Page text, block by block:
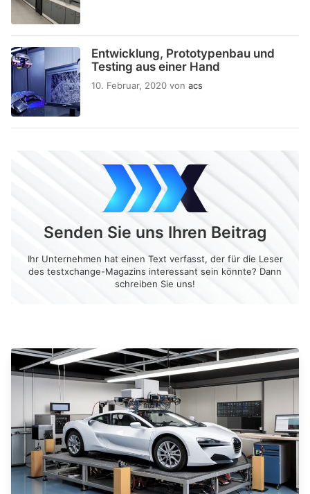
Entwicklung, Prototypenbau und
Testing aus einer Hand
10. Februar, 2020 von acs
Senden Sie uns Ihren Beitrag
Ihr Unternehmen hat einen Text verfasst, der für die Leser
des testxchange-Magazins interessant sein könnte? Dann
schreiben Sie uns!